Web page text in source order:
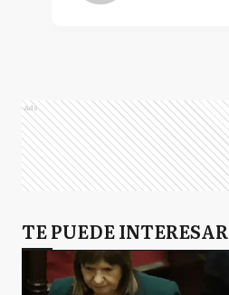
Ads
TE PUEDE INTERESAR